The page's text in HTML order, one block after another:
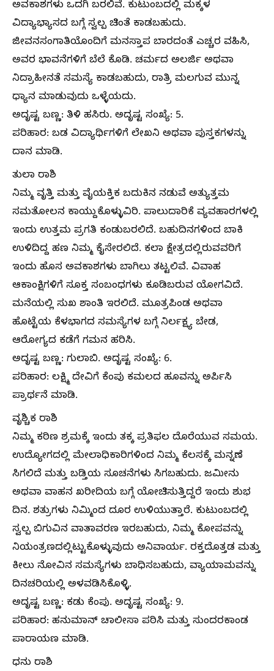
ಅವಕಾಶಗಳು ಒದಗಿ ಬರಲಿವೆ. ಕುಟುಂಬದಲ್ಲಿ ಮಕ್ಕಳ
ವಿದ್ಯಾಭ್ಯಾಸದ ಬಗ್ಗೆ ಸ್ವಲ್ಪ ಚಿಂತೆ ಕಾಡಬಹುದು.
ಜೀವನಸಂಗಾತಿಯೊಂದಿಗೆ ಮನಸ್ತಾಪ ಬಾರದಂತೆ ಎಚ್ಚರ ವಹಿಸಿ,
ಅವರ ಭಾವನೆಗಳಿಗೆ ಬೆಲೆ ಕೊಡಿ. ಚರ್ಮದ ಅಲರ್ಜಿ ಅಥವಾ
ನಿದ್ರಾಹೀನತೆ ಸಮಸ್ಯೆ ಕಾಡಬಹುದು, ರಾತ್ರಿ ಮಲಗುವ ಮುನ್ನ
ಧ್ಯಾನ ಮಾಡುವುದು ಒಳ್ಳೆಯದು.
ಅದೃಷ್ಟ ಬಣ್ಣ: ತಿಳಿ ಹಸಿರು. ಅದೃಷ್ಟ ಸಂಖ್ಯೆ: 5.
ಪರಿಹಾರ: ಬಡ ವಿದ್ಯಾರ್ಥಿಗಳಿಗೆ ಲೇಖನಿ ಅಥವಾ ಪುಸ್ತಕಗಳನ್ನು
ದಾನ ಮಾಡಿ.
ತುಲಾ ರಾಶಿ
ನಿಮ್ಮ ವೃತ್ತಿ ಮತ್ತು ವೈಯಕ್ತಿಕ ಬದುಕಿನ ನಡುವೆ ಅತ್ಯುತ್ತಮ
ಸಮತೋಲನ ಕಾಯ್ದುಕೊಳ್ಳುವಿರಿ. ಪಾಲುದಾರಿಕೆ ವ್ಯವಹಾರಗಳಲ್ಲಿ
ಇಂದು ಉತ್ತಮ ಪ್ರಗತಿ ಕಂಡುಬರಲಿದೆ. ಬಹುದಿನಗಳಿಂದ ಬಾಕಿ
ಉಳಿದಿದ್ದ ಹಣ ನಿಮ್ಮ ಕೈಸೇರಲಿದೆ. ಕಲಾ ಕ್ಷೇತ್ರದಲ್ಲಿರುವವರಿಗೆ
ಇಂದು ಹೊಸ ಅವಕಾಶಗಳು ಬಾಗಿಲು ತಟ್ಟಲಿವೆ. ವಿವಾಹ
ಆಕಾಂಕ್ಷಿಗಳಿಗೆ ಸೂಕ್ತ ಸಂಬಂಧಗಳು ಕೂಡಿಬರುವ ಯೋಗವಿದೆ.
ಮನೆಯಲ್ಲಿ ಸುಖ ಶಾಂತಿ ಇರಲಿದೆ. ಮೂತ್ರಪಿಂಡ ಅಥವಾ
ಹೊಟ್ಟೆಯ ಕೆಳಭಾಗದ ಸಮಸ್ಯೆಗಳ ಬಗ್ಗೆ ನಿರ್ಲಕ್ಷ್ಯ ಬೇಡ,
ಆರೋಗ್ಯದ ಕಡೆಗೆ ಗಮನ ಹರಿಸಿ.
ಅದೃಷ್ಟ ಬಣ್ಣ: ಗುಲಾಬಿ. ಅದೃಷ್ಟ ಸಂಖ್ಯೆ: 6.
ಪರಿಹಾರ: ಲಕ್ಷ್ಮಿ ದೇವಿಗೆ ಕೆಂಪು ಕಮಲದ ಹೂವನ್ನು ಅರ್ಪಿಸಿ
ಪ್ರಾರ್ಥನೆ ಮಾಡಿ.
ವೃಶ್ಚಿಕ ರಾಶಿ
ನಿಮ್ಮ ಕಠಿಣ ಶ್ರಮಕ್ಕೆ ಇಂದು ತಕ್ಕ ಪ್ರತಿಫಲ ದೊರೆಯುವ ಸಮಯ.
ಉದ್ಯೋಗದಲ್ಲಿ ಮೇಲಾಧಿಕಾರಿಗಳಿಂದ ನಿಮ್ಮ ಕೆಲಸಕ್ಕೆ ಮನ್ನಣೆ
ಸಿಗಲಿದೆ ಮತ್ತು ಬಡ್ತಿಯ ಸೂಚನೆಗಳು ಸಿಗಬಹುದು. ಜಮೀನು
ಅಥವಾ ವಾಹನ ಖರೀದಿಯ ಬಗ್ಗೆ ಯೋಚಿಸುತ್ತಿದ್ದರೆ ಇಂದು ಶುಭ
ದಿನ. ಶತ್ರುಗಳು ನಿಮ್ಮಿಂದ ದೂರ ಉಳಿಯುತ್ತಾರೆ. ಕುಟುಂಬದಲ್ಲಿ
ಸ್ವಲ್ಪ ಬಿಗುವಿನ ವಾತಾವರಣ ಇರಬಹುದು, ನಿಮ್ಮ ಕೋಪವನ್ನು
ನಿಯಂತ್ರಣದಲ್ಲಿಟ್ಟುಕೊಳ್ಳುವುದು ಅನಿವಾರ್ಯ. ರಕ್ತದೊತ್ತಡ ಮತ್ತು
ಕೀಲು ನೋವಿನ ಸಮಸ್ಯೆಗಳು ಬಾಧಿಸಬಹುದು, ವ್ಯಾಯಾಮವನ್ನು
ದಿನಚರಿಯಲ್ಲಿ ಅಳವಡಿಸಿಕೊಳ್ಳಿ.
ಅದೃಷ್ಟ ಬಣ್ಣ: ಕಡು ಕೆಂಪು. ಅದೃಷ್ಟ ಸಂಖ್ಯೆ: 9.
ಪರಿಹಾರ: ಹನುಮಾನ್ ಚಾಲೀಸಾ ಪಠಿಸಿ ಮತ್ತು ಸುಂದರಕಾಂಡ
ಪಾರಾಯಣ ಮಾಡಿ.
ಧನು ರಾಶಿ